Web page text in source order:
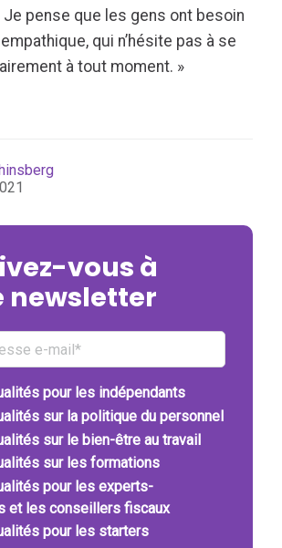
Je pense que les gens ont besoin
qui n’hésite pas à se
à tout moment. »
vous à
newsletter
pour les indépendants
sur la politique du personnel
sur le bien-être au travail
sur les formations
pour les experts-
et les conseillers fiscaux
pour les starters